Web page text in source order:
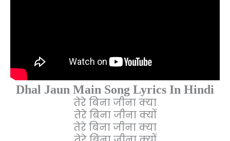
Dhal Jaun Main Song Lyrics In Hindi
तेरे बिना जीना क्या
तेरे बिना जीना क्यों
तेरे बिना जीना क्या